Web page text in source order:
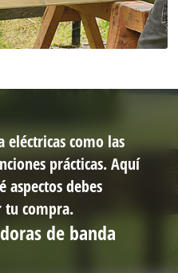
eléctricas como las
prácticas. Aquí
aspectos debes
tu compra.
de banda